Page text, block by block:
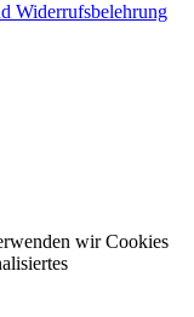
Widerrufsbelehrung
wir Cookies